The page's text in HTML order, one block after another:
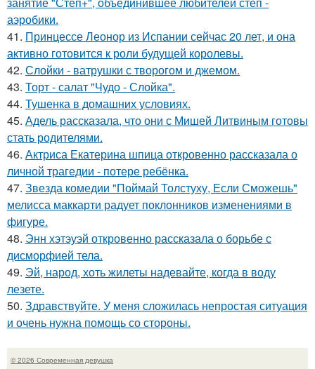
аэробики.
41. Принцессе Леонор из Испании сейчас 20 лет, и она
активно готовится к роли будущей королевы.
42. Слойки - ватрушки с творогом и джемом.
43. Торт - салат "Чудо - Слойка".
44. Тушенка в домашних условиях.
45. Адель рассказала, что они с Мишей Литвиным готовы
стать родителями.
46. Актриса Екатерина шпица откровенно рассказала о
личной трагедии - потере ребёнка.
47. Звезда комедии "Поймай Толстуху, Если Сможешь"
мелисса маккарти радует поклонников изменениями в
фигуре.
48. Энн хэтэуэй откровенно рассказала о борьбе с
дисморфией тела.
49. Эй, народ, хоть жилеты надевайте, когда в воду
лезете.
50. Здравствуйте. У меня сложилась непростая ситуация
и очень нужна помощь со стороны.
© 2026 Современная девушка